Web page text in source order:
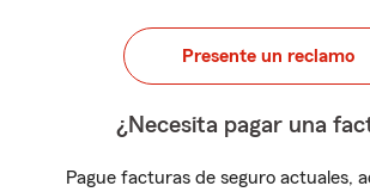
Presente un reclamo
¿Necesita pagar una
Pague facturas de seguro actuales,